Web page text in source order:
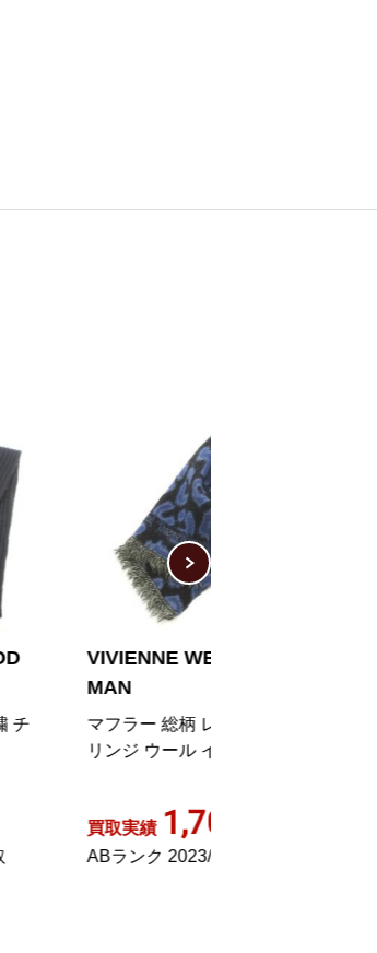
WESTWOOD
ー 総柄 レオパード柄 フ
ウール イタリア製
1,700円
ク 2023/08/31買取